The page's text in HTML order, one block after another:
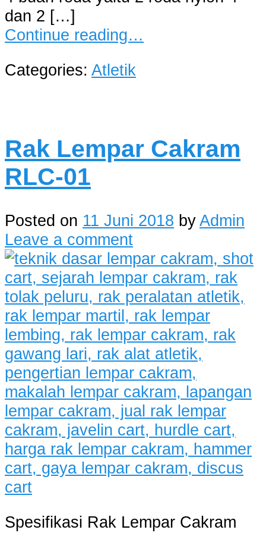
dan 2 […]
Continue reading…
Categories: Atletik
Rak Lempar Cakram
RLC-01
Posted on 11 Juni 2018 byAdmin
Leave a comment
Spesifikasi Rak Lempar Cakram